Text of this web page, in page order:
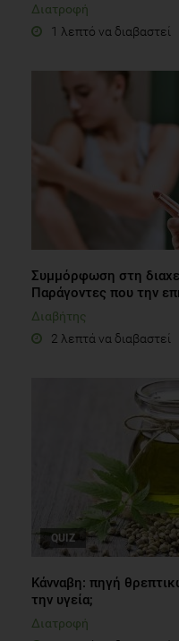
Διατροφή
1 λεπτό να διαβαστεί
Συμμόρφωση στη
Παράγοντες που την
Διαβήτης
2 λεπτά να διαβαστεί
QUIZ
Κάνναβη: πηγή
την υγεία;
Διατροφή